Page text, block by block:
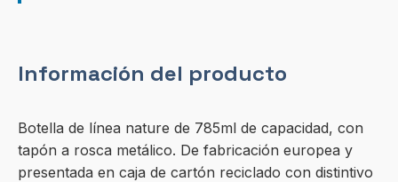
Información del producto
Botella de línea nature de 785ml de capacidad, con
tapón a rosca metálico. De fabricación europea y
presentada en caja de cartón reciclado con distintivo